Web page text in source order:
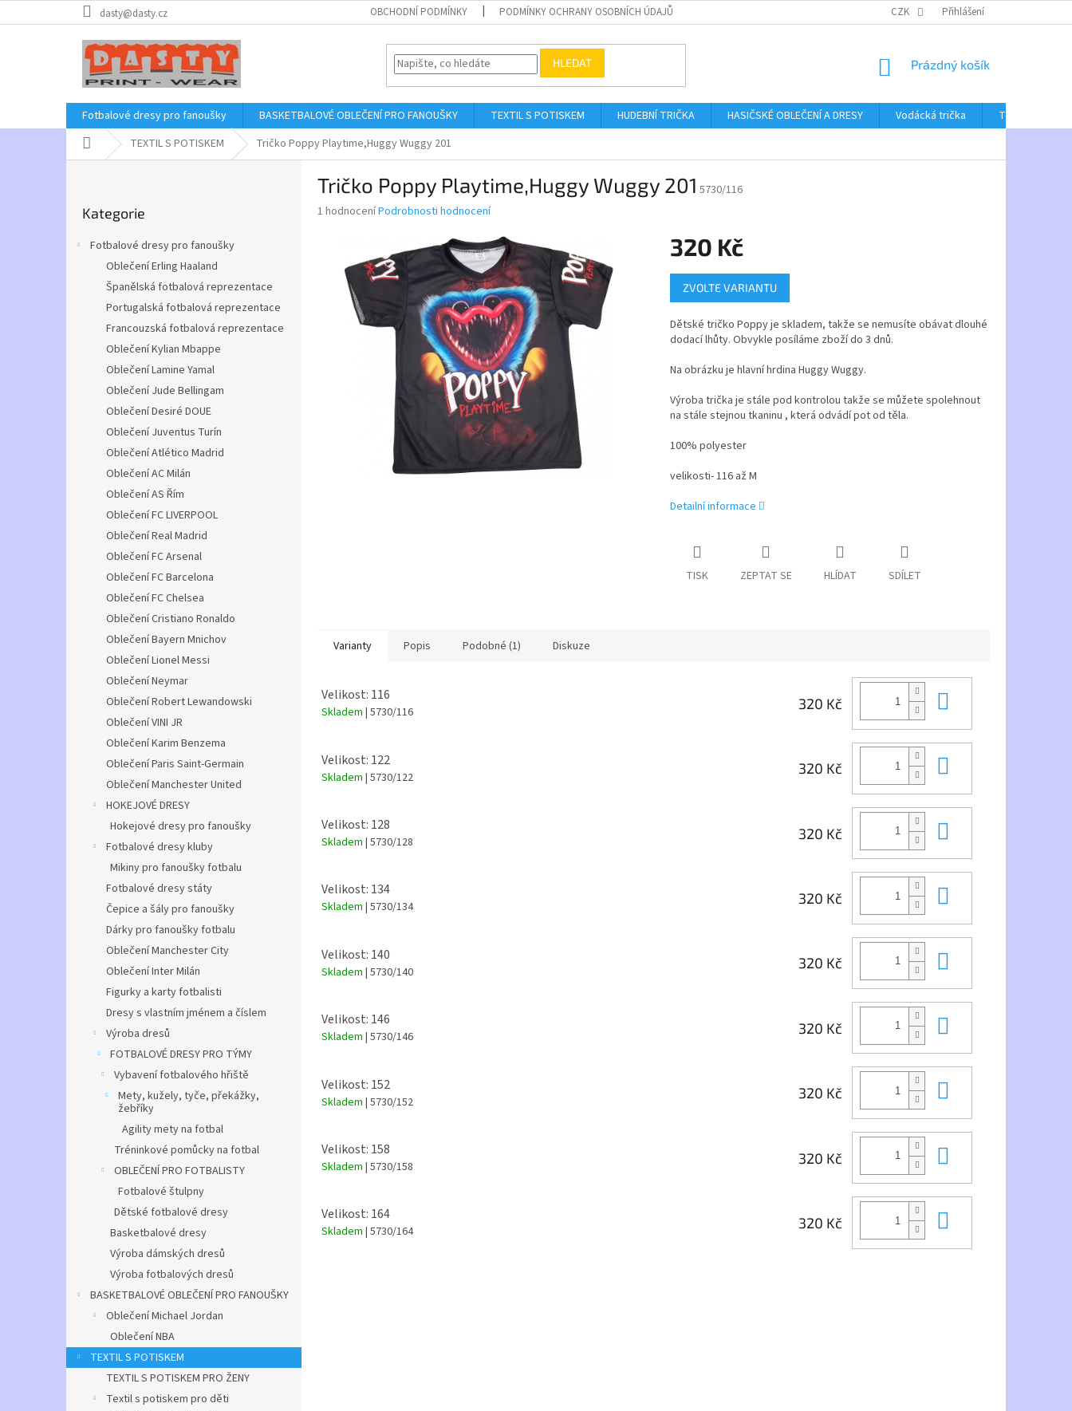
na
dasty@dasty.cz OBCHODNÍ PODMÍNKY PODMÍNKY OCHRANY OSOBNÍCH ÚDAJŮ CZK Přihlášení
HLEDAT
NÁKUPNÍ
Prázdný košík
Fotbalové dresy pro fanoušky BASKETBALOVÉ OBLEČENÍ PRO FANOUŠKY TEXTIL S POTISKEM HUDEBNÍ TRIČKA HASIČSKÉ OBLEČENÍ A DRESY Vodácká trička
Textil bez
Domů TEXTIL S POTISKEM Tričko Poppy Playtime,Huggy Wuggy 201
kategorie
Kategorie
Fotbalové dresy pro fanoušky
Oblečení Erling Haaland
Španělská fotbalová reprezentace
Portugalská fotbalová reprezentace
Francouzská fotbalová reprezentace
Oblečení Kylian Mbappe
Oblečení Lamine Yamal
Oblečení Jude Bellingam
Oblečení Desiré DOUE
Oblečení Juventus Turín
Oblečení Atlético Madrid
Oblečení AC Milán
Oblečení AS Řím
Oblečení FC LIVERPOOL
Oblečení Real Madrid
Oblečení FC Arsenal
Oblečení FC Barcelona
Oblečení FC Chelsea
Oblečení Cristiano Ronaldo
Oblečení Bayern Mnichov
Oblečení Lionel Messi
Oblečení Neymar
Oblečení Robert Lewandowski
Oblečení VINI JR
Oblečení Karim Benzema
Oblečení Paris Saint-Germain
Oblečení Manchester United
HOKEJOVÉ DRESY
Hokejové dresy pro fanoušky
Fotbalové dresy kluby
Mikiny pro fanoušky fotbalu
Fotbalové dresy státy
Čepice a šály pro fanoušky
Dárky pro fanoušky fotbalu
Oblečení Manchester City
Oblečení Inter Milán
Figurky a karty fotbalisti
Dresy s vlastním jménem a číslem
Výroba dresů
FOTBALOVÉ DRESY PRO TÝMY
Vybavení fotbalového hřiště
Mety, kužely, tyče, překážky,
žebříky
Agility mety na fotbal
Tréninkové pomůcky na fotbal
OBLEČENÍ PRO FOTBALISTY
Fotbalové štulpny
Dětské fotbalové dresy
Basketbalové dresy
Výroba dámských dresů
Výroba fotbalových dresů
BASKETBALOVÉ OBLEČENÍ PRO FANOUŠKY
Oblečení Michael Jordan
Oblečení NBA
TEXTIL S POTISKEM
TEXTIL S POTISKEM PRO ŽENY
Textil s potiskem pro děti
Tričko Poppy Playtime,Huggy Wuggy 201 5730/116
Průměrné
hvězdiček.
1 hodnoceníPodrobnosti hodnocení
320 Kč
Měrná
cena:
ZVOLTE VARIANTU
Dětské tričko Poppy je skladem, takže se nemusíte obávat dlouhé
dodací lhůty. Obvykle posíláme zboží do 3 dnů.
Na obrázku je hlavní hrdina Huggy Wuggy.
Výroba trička je stále pod kontrolou takže se můžete spolehnout
na stále stejnou tkaninu , která odvádí pot od těla.
100% polyester
velikosti- 116 až M
Detailní informace
TISK ZEPTAT SE HLÍDAT SDÍLET
Varianty Popis Podobné (1) Diskuze
Velikost: 116
Skladem | 5730/116
320 Kč
Velikost: 122
Skladem | 5730/122
320 Kč
Velikost: 128
Skladem | 5730/128
320 Kč
Velikost: 134
Skladem | 5730/134
320 Kč
Velikost: 140
Skladem | 5730/140
320 Kč
Velikost: 146
Skladem | 5730/146
320 Kč
Velikost: 152
Skladem | 5730/152
320 Kč
Velikost: 158
Skladem | 5730/158
320 Kč
Velikost: 164
Skladem | 5730/164
320 Kč